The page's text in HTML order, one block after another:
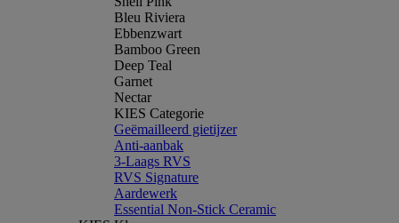
Bleu Riviera
Ebbenzwart
Bamboo Green
Deep Teal
Garnet
Nectar
KIES Categorie
Geëmailleerd gietijzer
Anti-aanbak
3-Laags RVS
RVS Signature
Aardewerk
Essential Non-Stick Ceramic